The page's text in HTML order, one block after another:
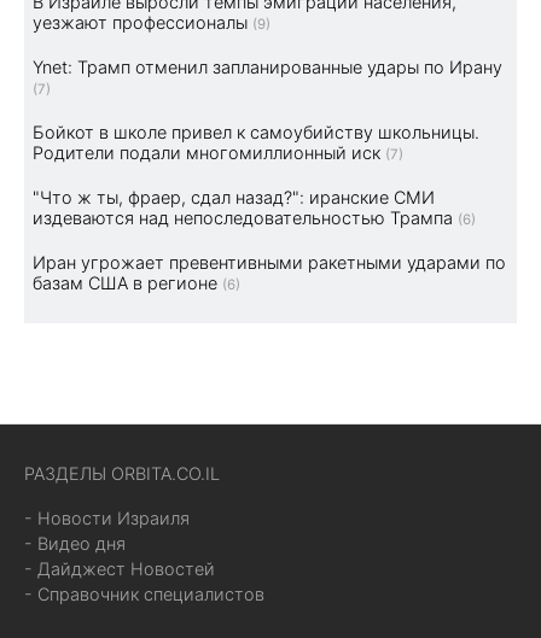
уезжают профессионалы (9)
Ynet: Трамп отменил запланированные удары по Ирану
(7)
Бойкот в школе привел к самоубийству школьницы.
Родители подали многомиллионный иск (7)
"Что ж ты, фраер, сдал назад?": иранские СМИ
издеваются над непоследовательностью Трампа (6)
Иран угрожает превентивными ракетными ударами по
базам США в регионе (6)
РАЗДЕЛЫ ORBITA.CO.IL
- Новости Израиля
- Видео дня
- Дайджест Новостей
- Справочник специалистов